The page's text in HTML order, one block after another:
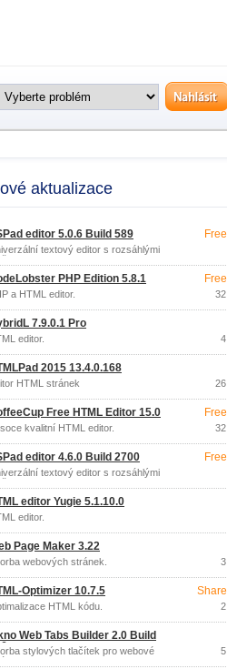
aktualizace
editor 5.0.6 Build 589
textový editor s rozsáhlými
PHP Edition 5.8.1
a HTML editor.
7.9.0.1 Pro
editor.
2015 13.4.0.168
HTML stránek
Free HTML Editor 15.0
kvalitní HTML editor.
editor 4.6.0 Build 2700
textový editor s rozsáhlými
editor Yugie 5.1.10.0
editor.
Page Maker 3.22
webových stránek.
Optimizer 10.7.5
HTML kódu.
Web Tabs Builder 2.0 Build
stylových tlačítek pro webové